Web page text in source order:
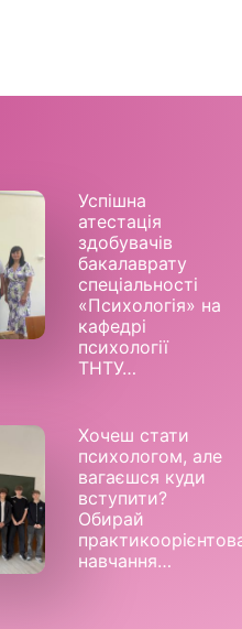
Успішна
атестація
здобувачів
бакалаврату
спеціальності
«Психологія» на
кафедрі
психології
ТНТУ…
Хочеш стати
психологом, але
вагаєшся куди
вступити?
Обирай
навчання…